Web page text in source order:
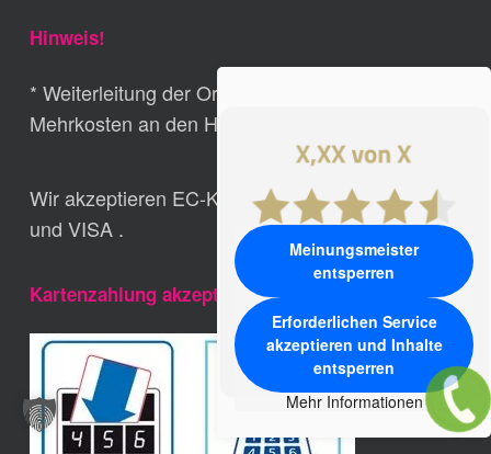
Hinweis!
* Weiterleitung der Ortsrufnummern ohne
Mehrkosten an den Hauptsitz der Fa. Ludwig
Wir akzeptieren EC-Karte, Girocard, MasterCard,
und VISA .
Kartenzahlung akzeptiert
Meinungsmeister
entsperren
Erforderlichen Service
akzeptieren und Inhalte
entsperren
Mehr Informationen